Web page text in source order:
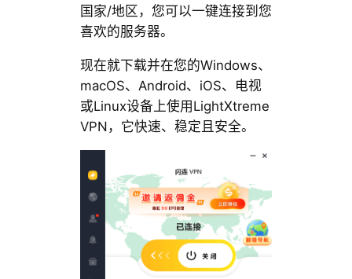
国家/地区，您可以一键连接到您
喜欢的服务器。
现在就下载并在您的Windows、
macOS、Android、iOS、电视
或Linux设备上使用LightXtreme
VPN，它快速、稳定且安全。